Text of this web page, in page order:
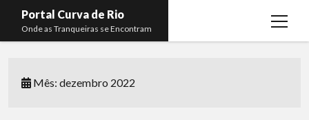
Portal Curva de Rio
Onde as Tranqueiras se Encontram
open
menu
Curva de Rio
Membros
Mês:dezembro 2022